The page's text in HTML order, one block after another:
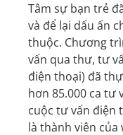
Tâm sự bạn trẻ
và để lại dấu ấn
thuộc. Chương
vấn qua thư, tư
điện thoại) đã
hơn 85.000 ca tư
cuộc tư vấn điện
là thành viên của